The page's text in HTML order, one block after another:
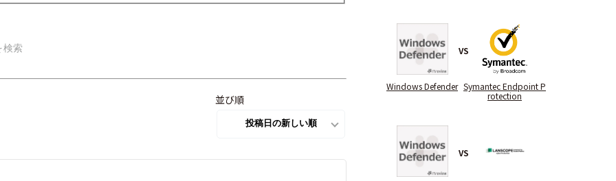
並び順
Windows Defender
VS
Symantec Endpoint P
rotection
VS